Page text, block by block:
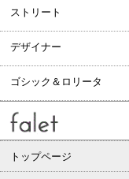
ストリート
デザイナー
ゴシック＆ロリータ
トップページ